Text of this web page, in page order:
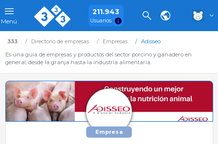
Menú
211.943
Usuarios
333 Directorio de empresas Empresas
Adisseo
Es una guía de empresas y productos del sector porcino y ganadero en
general, desde la granja hasta la industria alimentaria.
Empresa